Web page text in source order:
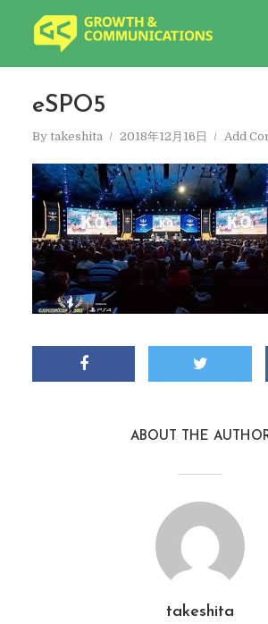
eSPO5
By takeshita 2018年12月16日 Add
ABOUT THE
takeshita